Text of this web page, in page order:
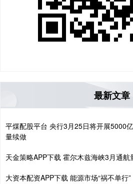
最新文章
平煤配股平台 央行3月25日将开展5000
量续做
天金策略APP下载 霍尔木兹海峡3月通航
大资本配资APP下载 能源市场“祸不单行